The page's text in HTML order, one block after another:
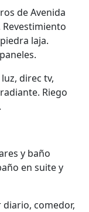
de Avenida
laja.
direc tv,
Riego
y baño
en suite y
comedor,